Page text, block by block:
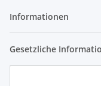
Informationen
Gesetzliche